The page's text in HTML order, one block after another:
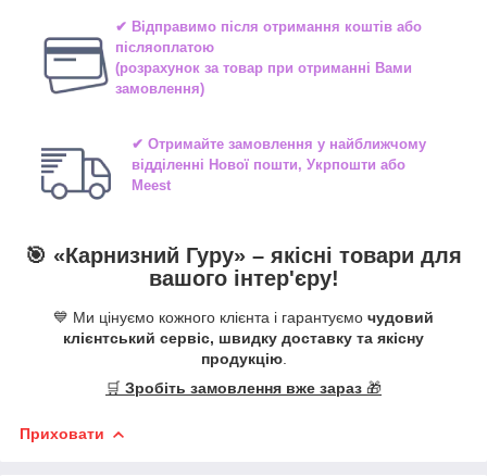
✔ Відправимо після отримання коштів або
післяоплатою
(розрахунок за товар при отриманні Вами
замовлення)
✔ Отримайте замовлення у найближчому
відділенні Нової пошти, Укрпошти або
Meest
🎯 «Карнизний Гуру» – якісні товари для
вашого інтер'єру!
💙 Ми цінуємо кожного клієнта і гарантуємо чудовий
клієнтський сервіс, швидку доставку та якісну
продукцію.
🛒 Зробіть замовлення вже зараз 🎁
Приховати